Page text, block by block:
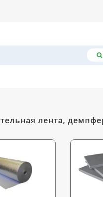
лента,